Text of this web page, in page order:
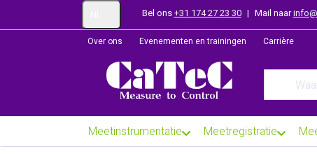
Bel ons +31 174 27 23 30 | Mail naar
Over ons Evenementen en trainingen Carrière
Meetinstrumentatie Meetregistratie